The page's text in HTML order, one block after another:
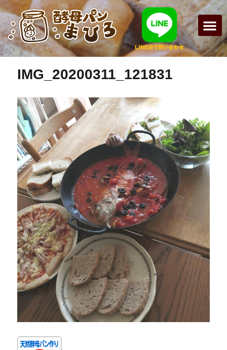
次の画像
IMG_20200311_121831